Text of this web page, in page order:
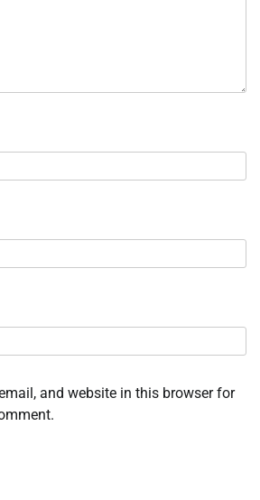
and website in this browser for